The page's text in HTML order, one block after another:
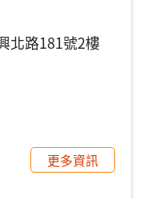
北路181號2樓
更多資訊